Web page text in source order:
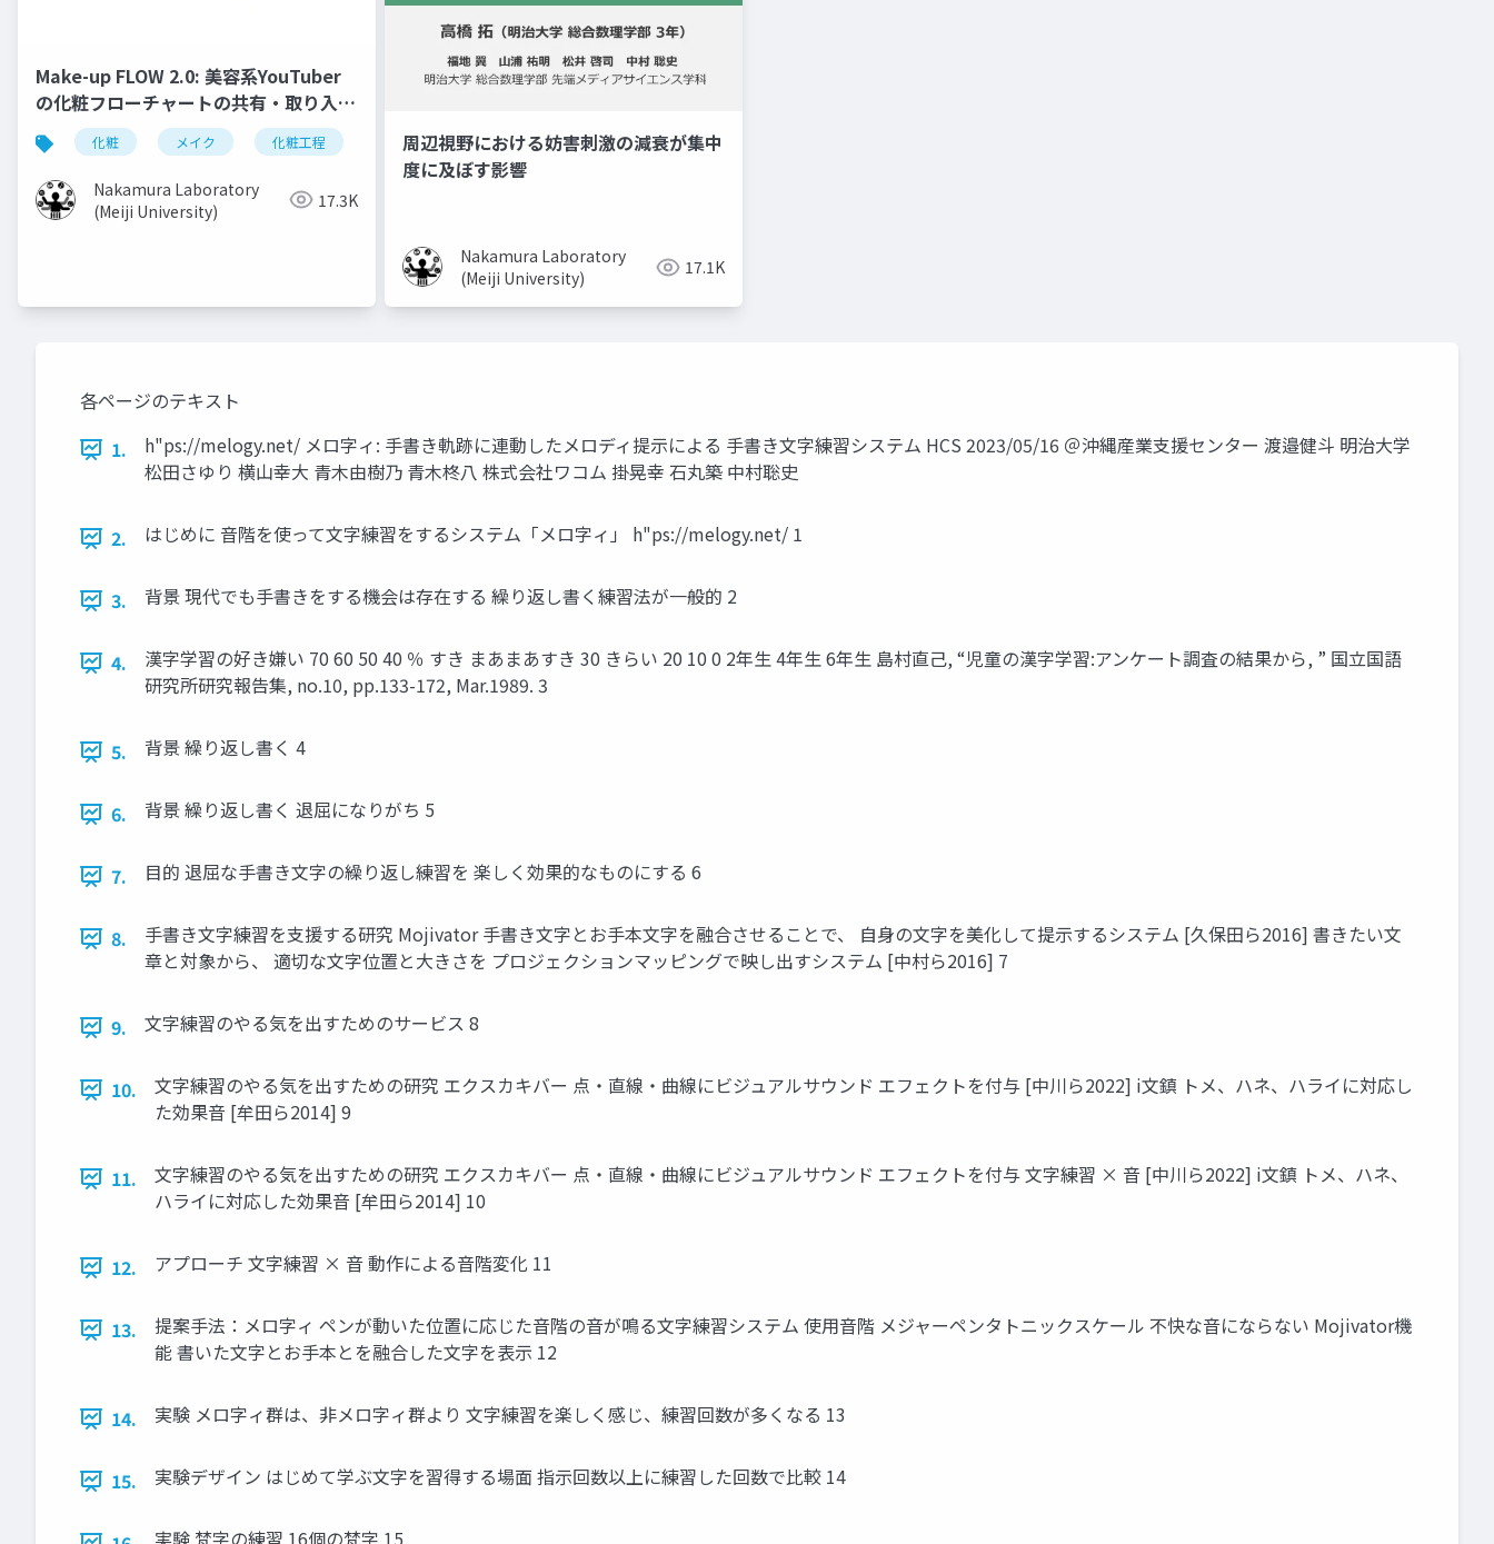
Make-up FLOW 2.0: 美容系YouTuber
の化粧フローチャートの共有・取り入れ
手法
化粧 メイク 化粧工程 フローチャート 美容系youtuber 取り入れ
Nakamura Laboratory
(Meiji University)
17.3K
周辺視野における妨害刺激の減衰が集中
度に及ぼす影響
Nakamura Laboratory
(Meiji University)
17.1K
各ページのテキスト
1.
h"ps://melogy.net/ メロ字ィ: ⼿書き軌跡に連動したメロディ提⽰による ⼿書き⽂字練習システム HCS 2023/05/16 ＠沖縄産業⽀援センター 渡邉健⽃ 明治⼤学
松⽥さゆり 横⼭幸⼤ ⻘⽊由樹乃 ⻘⽊柊⼋ 株式会社ワコム 掛晃幸 ⽯丸築 中村聡史
2. はじめに ⾳階を使って⽂字練習をするシステム「メロ字ィ」 h"ps://melogy.net/ 1
3. 背景 現代でも⼿書きをする機会は存在する 繰り返し書く練習法が⼀般的 2
4.
漢字学習の好き嫌い 70 60 50 40 ％ すき まあまあすき 30 きらい 20 10 0 2年⽣ 4年⽣ 6年⽣ 島村直⼰, “児童の漢字学習:アンケート調査の結果から, ” 国⽴国語
研究所研究報告集, no.10, pp.133-172, Mar.1989. 3
5. 背景 繰り返し書く 4
6. 背景 繰り返し書く 退屈になりがち 5
7. ⽬的 退屈な⼿書き⽂字の繰り返し練習を 楽しく効果的なものにする 6
8.
⼿書き⽂字練習を⽀援する研究 Mojivator ⼿書き⽂字とお⼿本⽂字を融合させることで、 ⾃⾝の⽂字を美化して提⽰するシステム [久保⽥ら2016] 書きたい⽂
章と対象から、 適切な⽂字位置と⼤きさを プロジェクションマッピングで映し出すシステム [中村ら2016] 7
9. ⽂字練習のやる気を出すためのサービス 8
10.
⽂字練習のやる気を出すための研究 エクスカキバー 点・直線・曲線にビジュアルサウンド エフェクトを付与 [中川ら2022] i⽂鎮 トメ、ハネ、ハライに対応し
た効果⾳ [牟⽥ら2014] 9
11.
⽂字練習のやる気を出すための研究 エクスカキバー 点・直線・曲線にビジュアルサウンド エフェクトを付与 ⽂字練習 × ⾳ [中川ら2022] i⽂鎮 トメ、ハネ、
ハライに対応した効果⾳ [牟⽥ら2014] 10
12. アプローチ ⽂字練習 × ⾳ 動作による⾳階変化 11
13.
提案⼿法：メロ字ィ ペンが動いた位置に応じた⾳階の⾳が鳴る⽂字練習システム 使⽤⾳階 メジャーペンタトニックスケール 不快な⾳にならない Mojivator機
能 書いた⽂字とお⼿本とを融合した⽂字を表⽰ 12
14. 実験 メロ字ィ群は、⾮メロ字ィ群より ⽂字練習を楽しく感じ、練習回数が多くなる 13
15. 実験デザイン はじめて学ぶ⽂字を習得する場⾯ 指⽰回数以上に練習した回数で⽐較 14
実験 梵字の練習 16個の梵字 15